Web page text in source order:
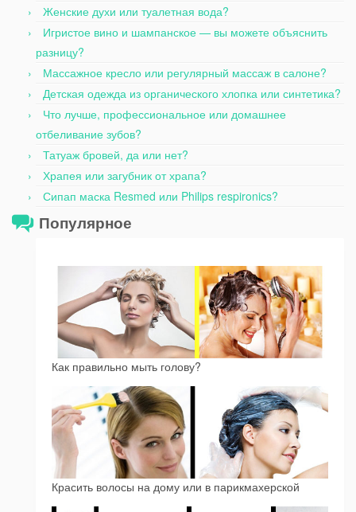
Женские духи или туалетная вода?
Игристое вино и шампанское — вы можете объяснить
разницу?
Массажное кресло или регулярный массаж в салоне?
Детская одежда из органического хлопка или синтетика?
Что лучше, профессиональное или домашнее
отбеливание зубов?
Татуаж бровей, да или нет?
Храпея или загубник от храпа?
Сипап маска Resmed или Philips respironics?
Популярное
Как правильно мыть голову?
Красить волосы на дому или в парикмахерской